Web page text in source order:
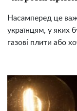
Насамперед це
українцям, у яких
газові плити або